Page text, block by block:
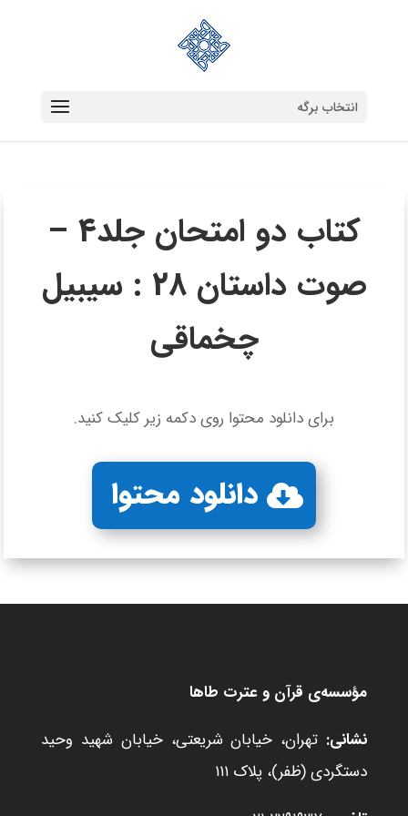
انتخاب برگه
کتاب دو امتحان جلد4 –
صوت داستان 28 : سیبیل
چخماقی
برای دانلود محتوا روی دکمه زیر کلیک کنید.
دانلود محتوا
مؤسسه‌ی قرآن و عترت طاها
نشانی: تهران، خیابان شریعتی، خیابان شهید وحید
دستگردی (ظفر)، پلاک ۱۱۱